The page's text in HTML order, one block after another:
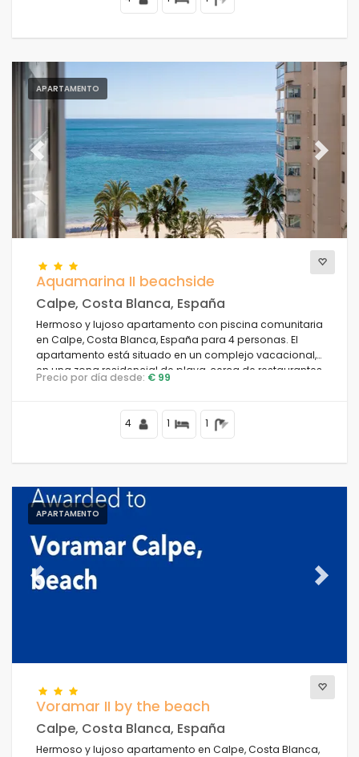
APARTAMENTO
Previous Next
Aquamarina II beachside
Calpe, Costa Blanca, España
Hermoso y lujoso apartamento con piscina comunitaria
en Calpe, Costa Blanca, España para 4 personas. El
apartamento está situado en un complejo vacacional,
en una zona residencial de playa, cerca de restaurantes
y bares, tiendas y supermercados, a 25 m de la Playa de
Precio por día desde: € 99
4 1 1
APARTAMENTO
Previous Next
Voramar II by the beach
Calpe, Costa Blanca, España
Hermoso y lujoso apartamento en Calpe, Costa Blanca,